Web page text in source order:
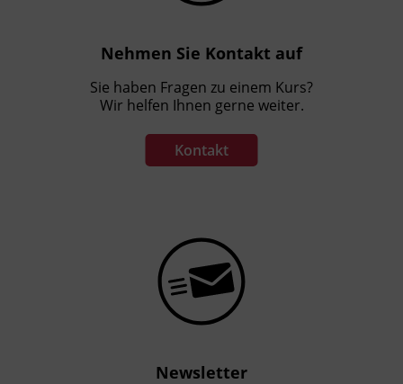
Nehmen Sie Kontakt auf
Sie haben Fragen zu einem Kurs?
Wir helfen Ihnen gerne weiter.
Kontakt
Newsletter